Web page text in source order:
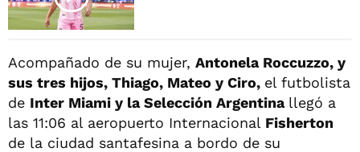
Acompañado de su mujer, Antonela Roccuzzo, y
sus tres hijos, Thiago, Mateo y Ciro, el futbolista
de Inter Miami y la Selección Argentina llegó a
las 11:06 al aeropuerto Internacional Fisherton
de la ciudad santafesina a bordo de su